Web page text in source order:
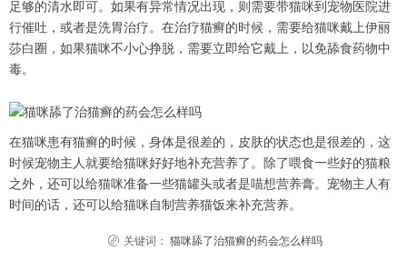
足够的清水即可。如果有异常情况出现，则需要带猫咪到宠物医院进
行催吐，或者是洗胃治疗。在治疗猫癣的时候，需要给猫咪戴上伊丽
莎白圈，如果猫咪不小心挣脱，需要立即给它戴上，以免舔食药物中
毒。
在猫咪患有猫癣的时候，身体是很差的，皮肤的状态也是很差的，这
时候宠物主人就要给猫咪好好地补充营养了。除了喂食一些好的猫粮
之外，还可以给猫咪准备一些猫罐头或者是喵想营养膏。宠物主人有
时间的话，还可以给猫咪自制营养猫饭来补充营养。
关键词： 猫咪舔了治猫癣的药会怎么样吗